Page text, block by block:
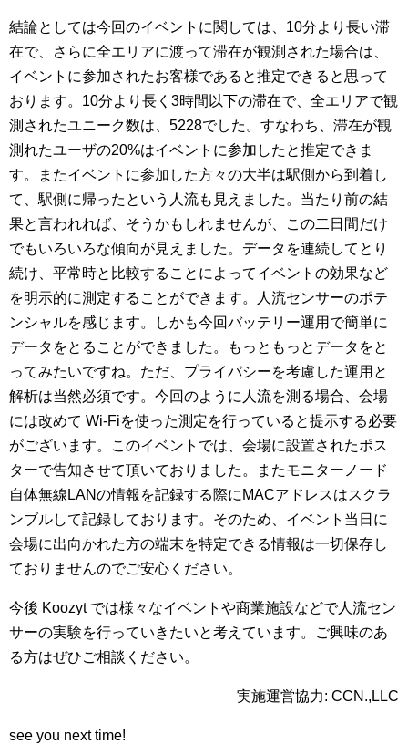
結論としては今回のイベントに関しては、10分より長い滞
在で、さらに全エリアに渡って滞在が観測された場合は、
イベントに参加されたお客様であると推定できると思って
おります。10分より長く3時間以下の滞在で、全エリアで観
測されたユニーク数は、5228でした。すなわち、滞在が観
測れたユーザの20%はイベントに参加したと推定できま
す。またイベントに参加した方々の大半は駅側から到着し
て、駅側に帰ったという人流も見えました。当たり前の結
果と言われれば、そうかもしれませんが、この二日間だけ
でもいろいろな傾向が見えました。データを連続してとり
続け、平常時と比較することによってイベントの効果など
を明示的に測定することができます。人流センサーのポテ
ンシャルを感じます。しかも今回バッテリー運用で簡単に
データをとることができました。もっともっとデータをと
ってみたいですね。ただ、プライバシーを考慮した運用と
解析は当然必須です。今回のように人流を測る場合、会場
には改めて Wi-Fiを使った測定を行っていると提示する必要
がございます。このイベントでは、会場に設置されたポス
ターで告知させて頂いておりました。またモニターノード
自体無線LANの情報を記録する際にMACアドレスはスクラ
ンブルして記録しております。そのため、イベント当日に
会場に出向かれた方の端末を特定できる情報は一切保存し
ておりませんのでご安心ください。
今後 Koozyt では様々なイベントや商業施設などで人流セン
サーの実験を行っていきたいと考えています。ご興味のあ
る方はぜひご相談ください。
実施運営協力: CCN.,LLC
see you next time!